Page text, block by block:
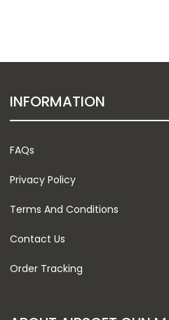
INFORMATION
FAQs
Privacy Policy
Terms And Conditions
Contact Us
Order Tracking